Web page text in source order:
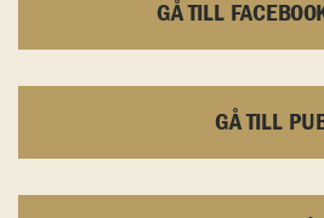
GÅ TILL
GÅ TILL